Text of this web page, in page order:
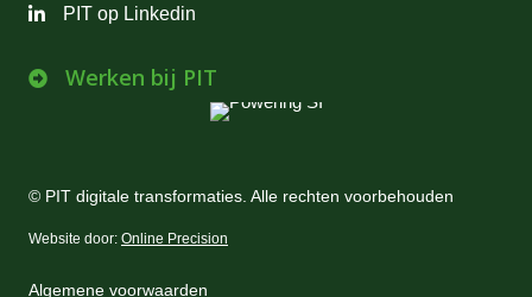
PIT op Linkedin
Werken bij PIT
© PIT digitale transformaties. Alle rechten voorbehouden
Website door: Online Precision
Algemene voorwaarden